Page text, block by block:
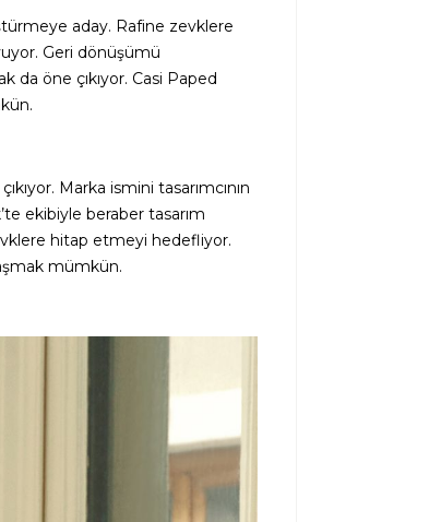
aday. Rafine zevklere
Geri dönüşümü
da öne çıkıyor. Casi Paped
Marka ismini tasarımcının
ekibiyle beraber tasarım
hitap etmeyi hedefliyor.
mümkün.